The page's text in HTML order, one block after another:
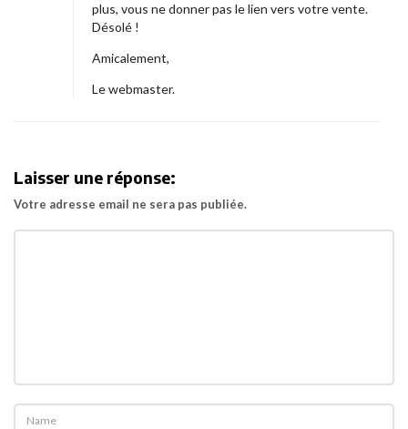
plus, vous ne donner pas le lien vers votre vente.
Désolé !
Amicalement,
Le webmaster.
Laisser une réponse:
Votre adresse email ne sera pas publiée.